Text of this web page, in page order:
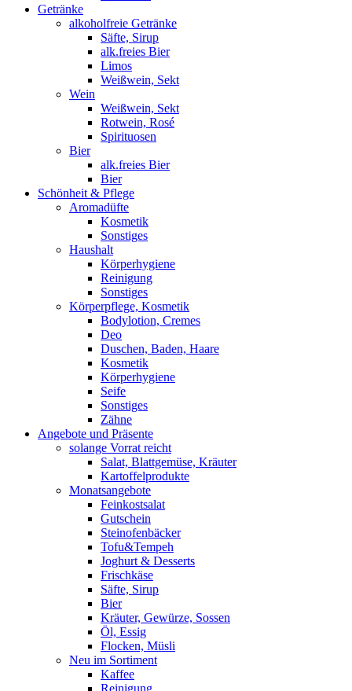
Getränke
alkoholfreie Getränke
Säfte, Sirup
alk.freies Bier
Limos
Weißwein, Sekt
Wein
Weißwein, Sekt
Rotwein, Rosé
Spirituosen
Bier
alk.freies Bier
Bier
Schönheit & Pflege
Aromadüfte
Kosmetik
Sonstiges
Haushalt
Körperhygiene
Reinigung
Sonstiges
Körperpflege, Kosmetik
Bodylotion, Cremes
Deo
Duschen, Baden, Haare
Kosmetik
Körperhygiene
Seife
Sonstiges
Zähne
Angebote und Präsente
solange Vorrat reicht
Salat, Blattgemüse, Kräuter
Kartoffelprodukte
Monatsangebote
Feinkostsalat
Gutschein
Steinofenbäcker
Tofu&Tempeh
Joghurt & Desserts
Frischkäse
Säfte, Sirup
Bier
Kräuter, Gewürze, Sossen
Öl, Essig
Flocken, Müsli
Neu im Sortiment
Kaffee
Reinigung